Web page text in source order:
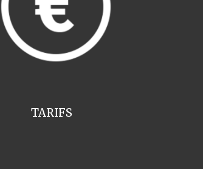
TARIFS